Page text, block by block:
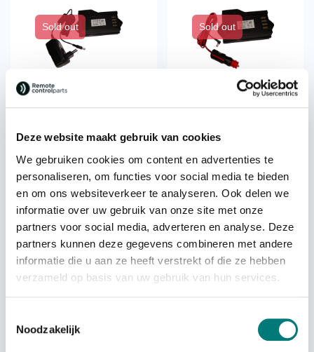
Deze website maakt gebruik van cookies
We gebruiken cookies om content en advertenties te
personaliseren, om functies voor social media te bieden
en om ons websiteverkeer te analyseren. Ook delen we
informatie over uw gebruik van onze site met onze
partners voor social media, adverteren en analyse. Deze
partners kunnen deze gegevens combineren met andere
informatie die u aan ze heeft verstrekt of die ze hebben
verzameld op basis van uw gebruik van hun services.
Noodzakelijk
Sold out
NBB® battery charger 2-250-
1450 VAC
Sold out
Sold out
NBB® battery charger 2-
Sold out
Sold out Sold out
9.6V, 2.250.1490, VAC